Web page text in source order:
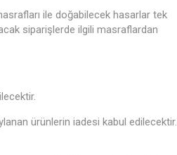
ile doğabilecek hasarlar tek
siparişlerde ilgili masraflardan
ürünlerin iadesi kabul edilecektir.